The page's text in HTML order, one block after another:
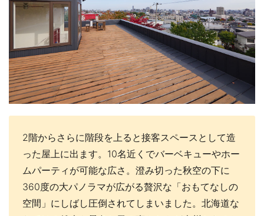
2階からさらに階段を上ると接客スペースとして造
った屋上に出ます。10名近くでバーベキューやホー
ムパーティが可能な広さ。澄み切った秋空の下に
360度の大パノラマが広がる贅沢な「おもてなしの
空間」にしばし圧倒されてしまいました。北海道な